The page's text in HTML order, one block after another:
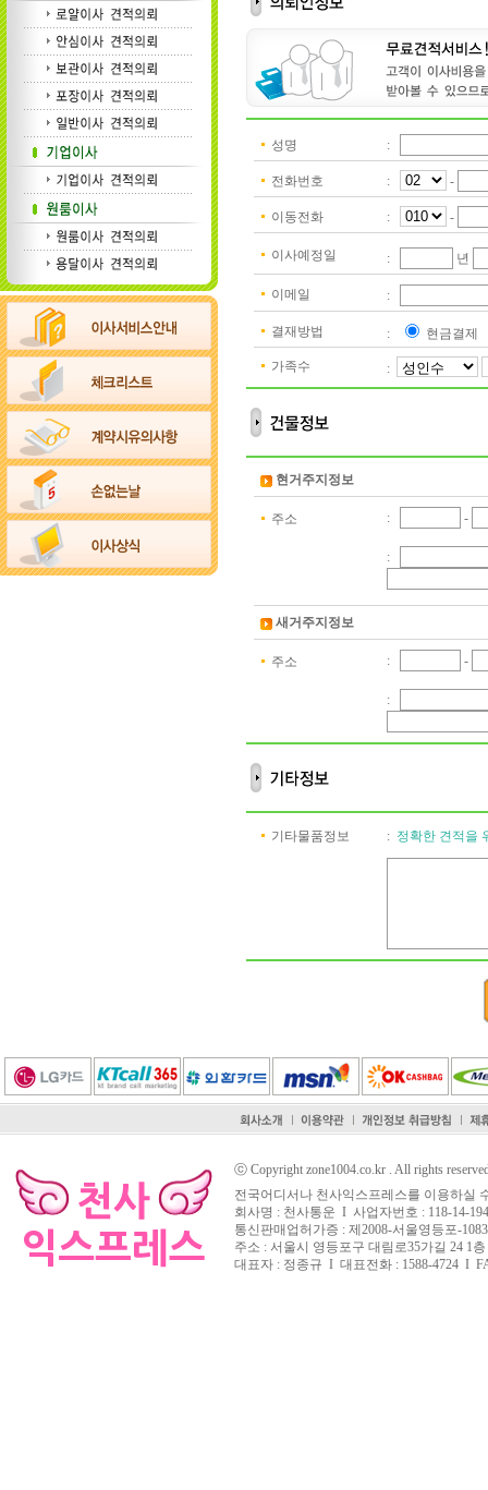
성명 :
전화번호 : -
이동전화 : -
이사예정일 : 년
이메일 :
결재방법 : 현금결제
가족수 :
현거주지정보
주소 : -
:
새거주지정보
주소 : -
:
기타물품정보 : 정확한 견적을
ⓒ Copyright zone1004.co.kr . All rights
전국어디서나 천사익스프레스를 이용하실
회사명 : 천사통운 I 사업자번호 : 118-14-
통신판매업허가증 : 제2008-서울영등포-
주소 : 서울시 영등포구 대림로35가길 24 1
대표자 : 정종규 I 대표전화 : 1588-4724 I